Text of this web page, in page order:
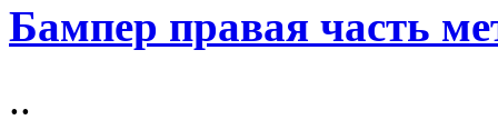
Бампер правая часть
..